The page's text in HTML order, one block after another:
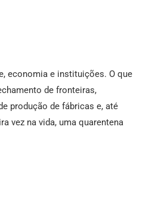
economia e instituições. O que
de fronteiras,
produção de fábricas e, até
vez na vida, uma quarentena